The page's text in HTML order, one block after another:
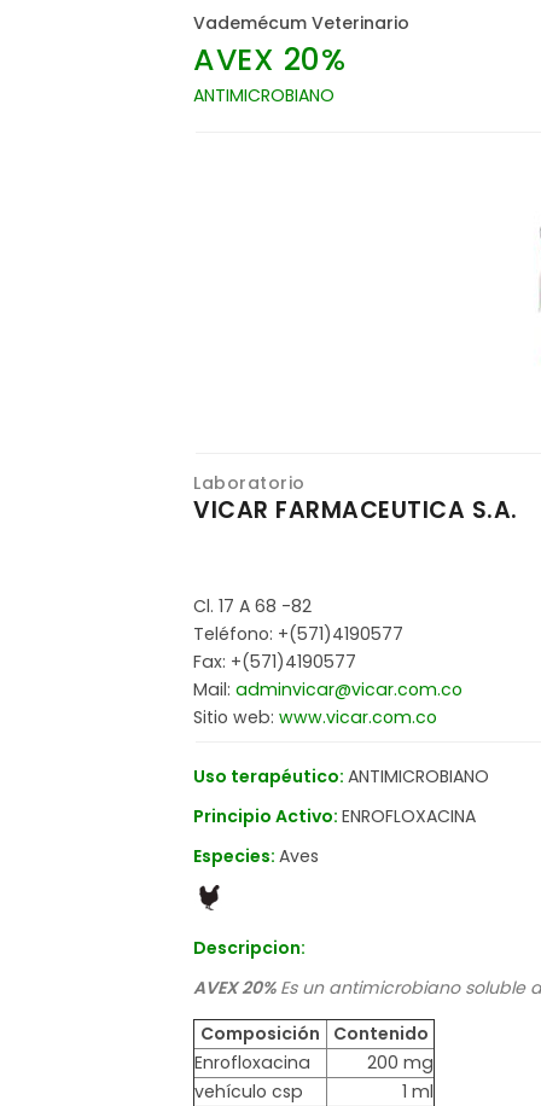
Vademécum Veterinario
AVEX 20%
ANTIMICROBIANO
Laboratorio
VICAR FARMACEUTICA S.A.
Cl. 17 A 68 -82
Teléfono: +(571)4190577
Fax: +(571)4190577
Mail: adminvicar@vicar.com.co
Sitio web: www.vicar.com.co
Uso terapéutico: ANTIMICROBIANO
Principio Activo: ENROFLOXACINA
Especies: Aves
Descripcion:
AVEX 20% Es un antimicrobiano soluble
Composición
Contenido
Enrofloxacina
200 mg
vehículo csp
1 ml